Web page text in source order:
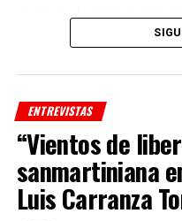
que tienen hambre y
turbulencias también
ENTREVISTAS
“Vientos de
sanmartiniana
Luis Carranza